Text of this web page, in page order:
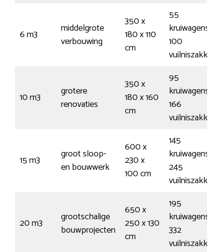
6 m3
middelgrote
verbouwing
350 x
180 x 110
cm
55
kruiwagens /
100
vuilniszakken
10 m3
grotere
renovaties
350 x
180 x 160
cm
95
kruiwagens /
166
vuilniszakken
15 m3
groot sloop-
en bouwwerk
600 x
230 x
100 cm
145
kruiwagens /
245
vuilniszakken
20 m3
grootschalige
bouwprojecten
650 x
250 x 130
cm
195
kruiwagens /
332
vuilniszakken